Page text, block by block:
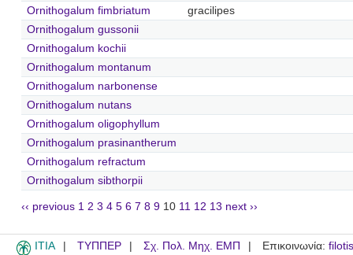
Ornithogalum fimbriatum
gracilipes
Ornithogalum gussonii
Ornithogalum kochii
Ornithogalum montanum
Ornithogalum narbonense
Ornithogalum nutans
Ornithogalum oligophyllum
Ornithogalum prasinantherum
Ornithogalum refractum
Ornithogalum sibthorpii
‹‹ previous 1 2 3 4 5 6 7 8 9 10 11 12 13 next ››
ITIA ΤΥΠΠΕΡ Σχ. Πολ. Μηχ. ΕΜΠ Επικοινωνία: